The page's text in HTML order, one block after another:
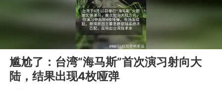
00:10
尴尬了：台湾“海马斯”首次演习射向大
陆，结果出现4枚哑弹